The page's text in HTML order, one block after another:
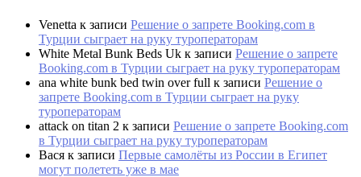
Venetta к записи Решение о запрете Booking.com в
Турции сыграет на руку туроператорам
White Metal Bunk Beds Uk к записи Решение о запрете
Booking.com в Турции сыграет на руку туроператорам
ana white bunk bed twin over full к записи Решение о
запрете Booking.com в Турции сыграет на руку
туроператорам
attack on titan 2 к записи Решение о запрете Booking.com
в Турции сыграет на руку туроператорам
Вася к записи Первые самолёты из России в Египет
могут полететь уже в мае